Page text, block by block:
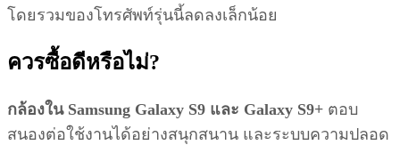
โดยรวมของโทรศัพท์รุ่นนี้ลดลงเล็กน้อย
ควรซื้อดีหรือไม่?
กล้องใน Samsung Galaxy S9 และ Galaxy S9+ ตอบ
สนองต่อใช้งานได้อย่างสนุกสนาน และระบบความปลอด